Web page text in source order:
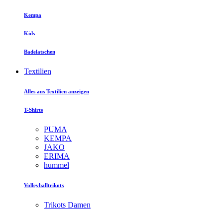
Kempa
Kids
Badelatschen
Textilien
Alles aus Textilien anzeigen
T-Shirts
PUMA
KEMPA
JAKO
ERIMA
hummel
Volleyballtrikots
Trikots Damen